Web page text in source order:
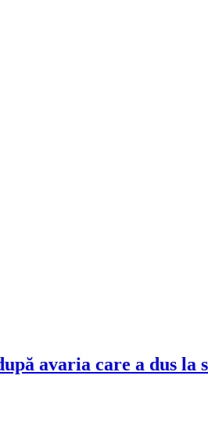
avaria care a dus